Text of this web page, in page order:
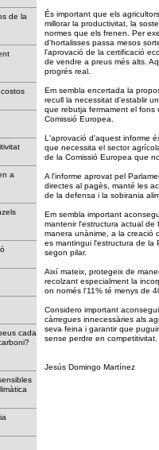
de la
costos
a
cada
És important que els
millorar la productivitat, la
normes que els frenen. Per
d'hortalisses passa mesos
l'aprovació de la certificació
de vendre a preus més alts.
progrés real.
Em sembla encertada la
recull la necessitat d'establir
que rebutja fermament el fons
Comissió Europea.
L'aprovació d'aquest informe
que necessita el sector
de la Comissió Europea que
A l'informe aprovat pel
directes al pagès, manté les
de la defensa i la sobirania
Em sembla important
mantenir l'estructura actual de
manera unànime, a la creació
es mantingui l'estructura de la
segon pilar.
Així mateix, protegeix de
recolzant especialment la
on només l'11% té menys de
Considero important
càrregues innecessàries als
seva feina i garantir que
sense perdre en competitivitat.
Jesús Domingo Martínez